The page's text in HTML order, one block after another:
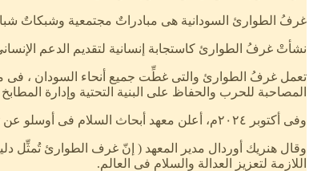
غرفُ الطوارئ السودانية هى مبادراتٌ مجتمعية وشبكاتٌ
نشأتْ غرفُ الطوارئ كاستجابة إنسانية لتقديم الدعم الإنسانى للمدنيين
تعمل غرفُ الطوارئ والتى غطِّت جميع أنحاء السودان ، فى
المصاحبة للحرب والحفاظ على البنية التحتية وإدارة
وفى أكتوبر ٢٠٢٤م، أعلن معهد أبحاث السلام فى أوسلو عن ترشيحه لغرف الطوارئ السودانية لنيل جائزة نوبل للسلام ، وجدّد المعهد ترشيحه لها لنيل الجائزة فى العام ٢٠٢٥م .
وقال هنريك أوردال مدير المعهد ( إنّ غرف الطوارئ تُمثِّل
اللازمة لتعزيز العدالة والسلام فى العالم.